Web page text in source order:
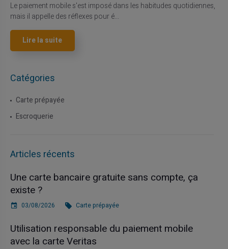
Le paiement mobile s'est imposé dans les habitudes quotidiennes,
mais il appelle des réflexes pour é...
Lire la suite
Catégories
Carte prépayée
Escroquerie
Articles récents
Une carte bancaire gratuite sans compte, ça
existe ?
03/08/2026 Carte prépayée
Utilisation responsable du paiement mobile
avec la carte Veritas